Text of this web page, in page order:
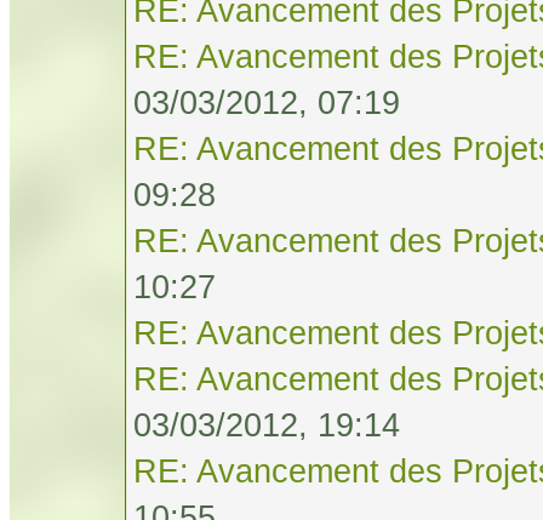
RE: Avancement des
RE: Avancement des
03/03/2012, 07:19
RE: Avancement des
09:28
RE: Avancement des
10:27
RE: Avancement des
RE: Avancement des
03/03/2012, 19:14
RE: Avancement des